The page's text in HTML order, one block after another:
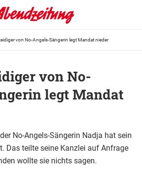
von No-Angels-Sängerin legt Mandat nieder
von No-
legt Mandat
No-Angels-Sängerin Nadja hat sein
Das teilte seine Kanzlei auf Anfrage
wollte sie nichts sagen.